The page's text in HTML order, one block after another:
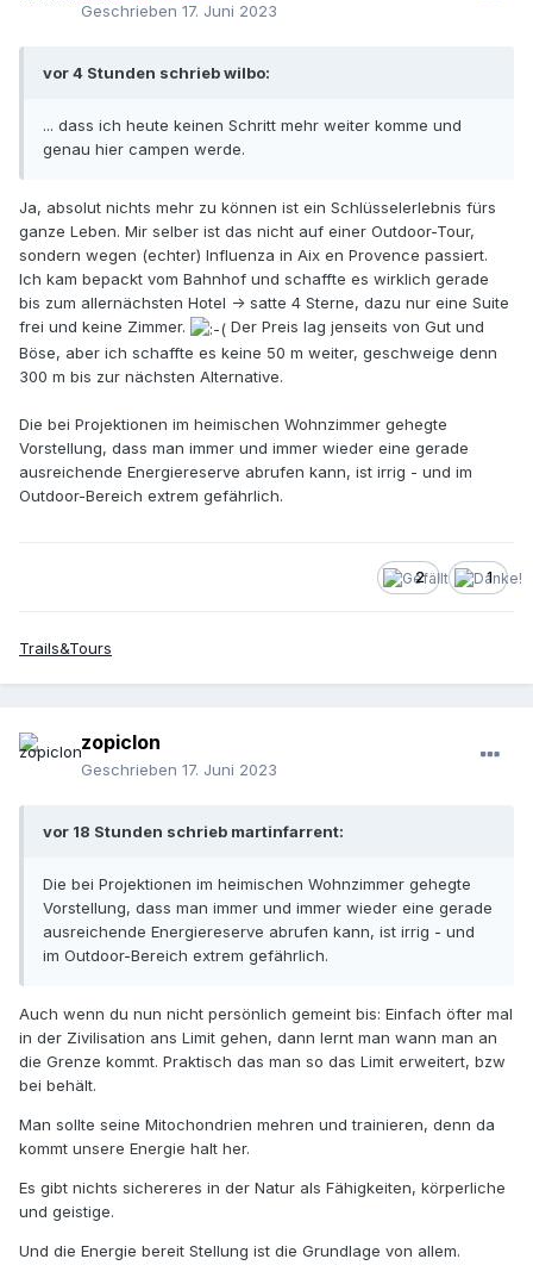
Geschrieben 17. Juni 2023
vor 4 Stunden schrieb wilbo:
... dass ich heute keinen Schritt mehr weiter komme und
genau hier campen werde.
Ja, absolut nichts mehr zu können ist ein Schlüsselerlebnis fürs
ganze Leben. Mir selber ist das nicht auf einer Outdoor-Tour,
sondern wegen (echter) Influenza in Aix en Provence passiert.
Ich kam bepackt vom Bahnhof und schaffte es wirklich gerade
bis zum allernächsten Hotel -> satte 4 Sterne, dazu nur eine Suite
frei und keine Zimmer.
Der Preis lag jenseits von Gut und
Böse, aber ich schaffte es keine 50 m weiter, geschweige denn
300 m bis zur nächsten Alternative.
Die bei Projektionen im heimischen Wohnzimmer gehegte
Vorstellung, dass man immer und immer wieder eine gerade
ausreichende Energiereserve abrufen kann, ist irrig - und im
Outdoor-Bereich extrem gefährlich.
2 1
Trails&Tours
zopiclon
Geschrieben 17. Juni 2023
vor 18 Stunden schrieb martinfarrent:
Die bei Projektionen im heimischen Wohnzimmer gehegte
Vorstellung, dass man immer und immer wieder eine gerade
ausreichende Energiereserve abrufen kann, ist irrig - und
im Outdoor-Bereich extrem gefährlich.
Auch wenn du nun nicht persönlich gemeint bis: Einfach öfter mal
in der Zivilisation ans Limit gehen, dann lernt man wann man an
die Grenze kommt. Praktisch das man so das Limit erweitert, bzw
bei behält.
Man sollte seine Mitochondrien mehren und trainieren, denn da
kommt unsere Energie halt her.
Es gibt nichts sichereres in der Natur als Fähigkeiten, körperliche
und geistige.
Und die Energie bereit Stellung ist die Grundlage von allem.